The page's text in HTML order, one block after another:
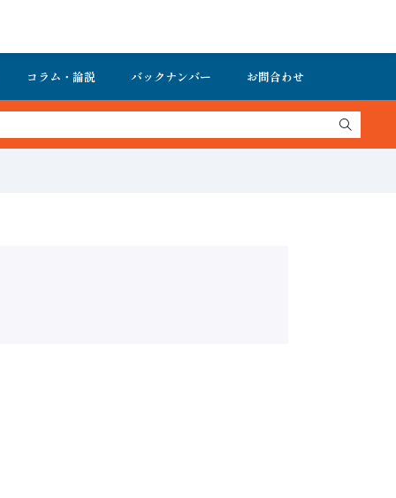
コラム・論説 バックナンバー お問合わせ